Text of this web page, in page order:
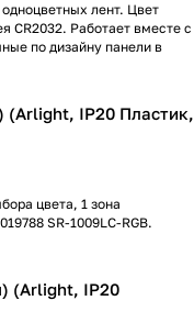
лент. Цвет
CR2032. Работает вместе с
по дизайну панели в
(Arlight, IP20 Пластик,
цвета, 1 зона
SR-1009LC-RGB.
(Arlight, IP20